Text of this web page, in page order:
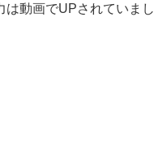
は動画でUPされていまし